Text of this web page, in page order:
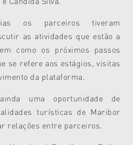
os parceiros tiveram
as atividades que estão a
como os próximos passos
se refere aos estágios, visitas
da plataforma.
uma oportunidade de
turísticas de Maribor
relações entre parceiros.